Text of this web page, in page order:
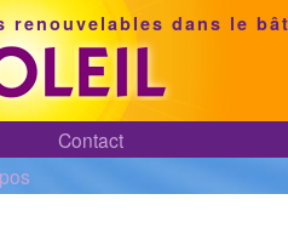
renouvelables dans le
Contact